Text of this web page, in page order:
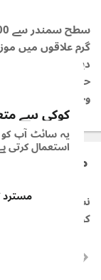
گرم علاقوں میں
دیتا ہے۔ نشوونما
حالات پختگی کے
وجہ سے تیز ہوائیں
ممکنہ بیماریاں
نشوونما کا مرحلہ
کون سی بیماریاں
کوکی سے
یہ سائٹ آپ کو
استعمال کرتی
مسترد